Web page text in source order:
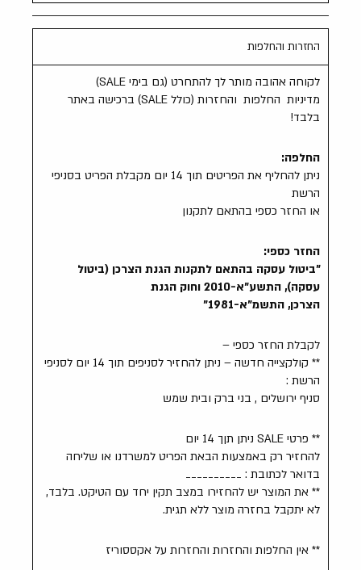
החזרות והחלפות
לקוחה אהובה מותר לך להתחרט (גם בימי SALE)
מדיניות החלפות והחזרות (כולל SALE) ברכישה באתר
בלבד!
החלפה:
ניתן להחליף את הפריטים תוך 14 יום מקבלת הפריט בסניפי
הרשת
או החזר כספי בהתאם לתקנון
החזר כספי:
"ביטול עסקה בהתאם לתקנות הגנת הצרכן (ביטול
עסקה), התשע"א-2010 וחוק הגנת
הצרכן, התשמ"א-1981"
לקבלת החזר כספי –
** קולקצייה חדשה – ניתן להחזיר לסניפים תוך 14 יום לסניפי
הרשת :
סניף ירושלים , בני ברק ובית שמש
** פרטי SALE ניתן תןך 14 יום
להחזיר רק באמצעות הבאת הפריט למשרדנו או שליחה
בדואר לכתובת : __________
** את המוצר יש להחזירו במצב תקין יחד עם הטיקט. בלבד,
לא יתקבל בחזרה מוצר ללא תגית.
** אין החלפות והחזרות והחזרות על אקססוריז